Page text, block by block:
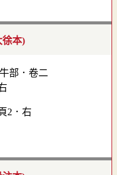
徐本)
2．右